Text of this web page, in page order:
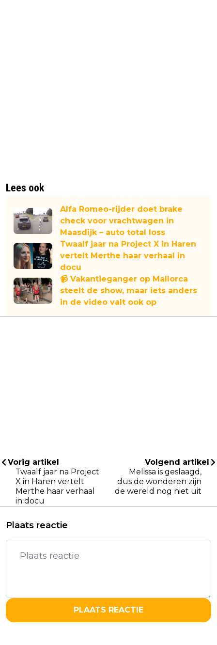
Lees ook
Alfa Romeo-rijder doet brake
check voor vrachtwagen in
Maasdijk – auto total loss
Twaalf jaar na Project X in Haren
vertelt Merthe haar verhaal in
docu
📹 Vakantieganger op Mallorca
steelt de show, maar iets anders
in de video valt ook op
Vorig artikel
Twaalf jaar na Project
X in Haren vertelt
Merthe haar verhaal
in docu
Volgend artikel
Melissa is geslaagd,
dus de wonderen zijn
de wereld nog niet uit
Plaats reactie
PLAATS REACTIE